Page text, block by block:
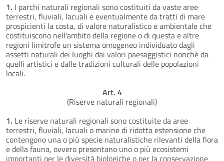
1. I parchi naturali regionali sono costituiti da vaste aree
terrestri, fluviali, lacuali e eventualmente da tratti di mare
prospicienti la costa, di valore naturalistico e ambientale che
costituiscono nell'ambito della regione o di questa e altre
regioni limitrofe un sistema omogeneo individuato dagli
assetti naturali dei luoghi dai valori paesaggistici nonchè da
quelli artistici e dalle tradizioni culturali delle popolazioni
locali.
Art. 4
(Riserve naturali regionali)
1. Le riserve naturali regionali sono costituite da aree
terrestri, fluviali, lacuali o marine di ridotta estensione che
contengono una o più specie naturalistiche rilevanti della flora
e della fauna, ovvero presentano uno o più ecosistemi
importanti per le diversità biologiche o per la conservazione